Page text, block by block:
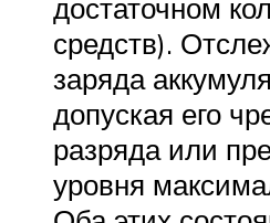
достаточном
средств).
заряда
допуская его
разряда или
уровня